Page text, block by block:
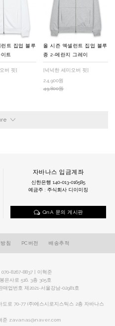
트 집업 블루
트
버 핏]
올 시즌 엑셀런트 집업 블루
종 2-메란지 그레이
[넉넉한 세미오버 핏]
24,900원
49,800원
자바나스 입금계좌
신한은행 140-013-016585
예금주 : 주식회사 디이미징
QnA 문의 게시판
침 PC버전 배송추적
8267-8837 | 이혁준
은사로 516, 3층 305호
매업번호 제2021-서울강남-02981호
로 70-77 (주)에스시로지스틱스 2층 자바나스
준 zavanas@naver.com